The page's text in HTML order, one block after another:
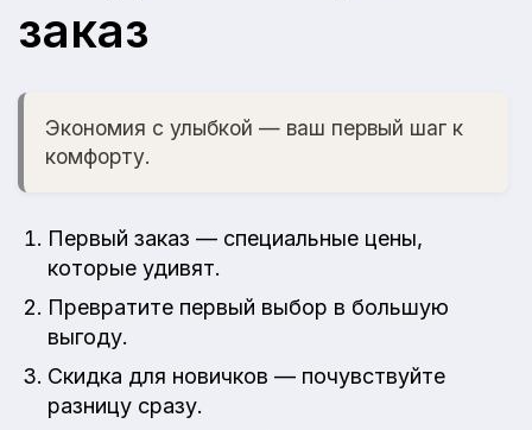
заказ
Экономия с улыбкой — ваш первый шаг к
комфорту.
Первый заказ — специальные цены,
которые удивят.
Превратите первый выбор в большую
выгоду.
Скидка для новичков — почувствуйте
разницу сразу.